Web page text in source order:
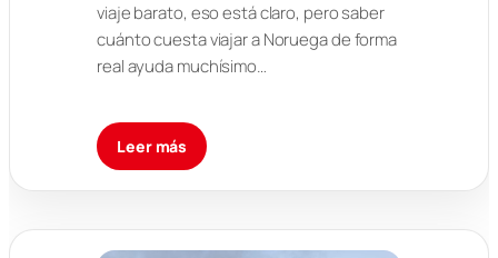
viaje barato, eso está claro, pero saber
cuánto cuesta viajar a Noruega de forma
real ayuda muchísimo…
Leer más